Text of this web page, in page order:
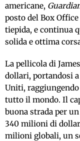
americane,
posto del Box Office
tiepida, e continua
solida e ottima
La pellicola di
dollari, portandosi
Uniti,
tutto il mondo. Il
buona strada per
340 milioni di
milioni globali, un